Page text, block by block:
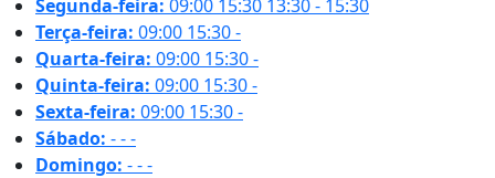
Segunda-feira: 09:00 15:30 13:30 - 15:30
Terça-feira: 09:00 15:30-
Quarta-feira: 09:00 15:30-
Quinta-feira: 09:00 15:30-
Sexta-feira: 09:00 15:30-
Sábado: ---
Domingo: ---